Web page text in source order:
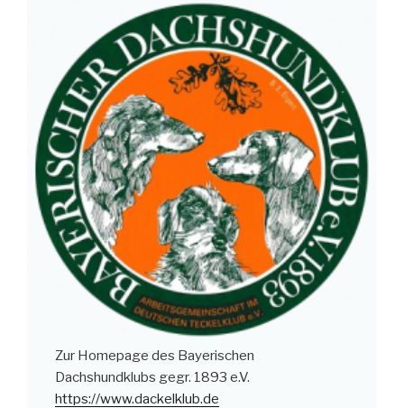
Zur Homepage des Bayerischen
Dachshundklubs gegr. 1893 e.V.
https://www.dackelklub.de